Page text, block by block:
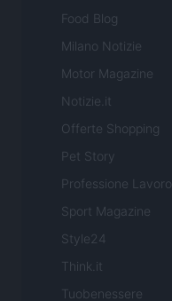
Food Blog
Milano Notizie
Motor Magazine
Notizie.it
Offerte Shopping
Pet Story
Professione Lavoro
Sport Magazine
Style24
Think.it
Tuobenessere